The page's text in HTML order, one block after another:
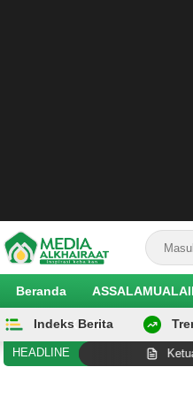
Beranda
EKOBIS
Indeks Berita
HEADLINE Ketua Utama: